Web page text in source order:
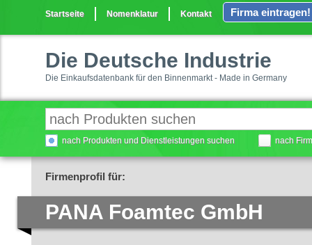
Startseite Nomenklatur Kontakt Firma eintragen!
Die Deutsche Industrie
Die Einkaufsdatenbank für den Binnenmarkt - Made in Germany
nach Produkten und Dienstleistungen suchen nach
Firmenprofil für:
PANA Foamtec GmbH